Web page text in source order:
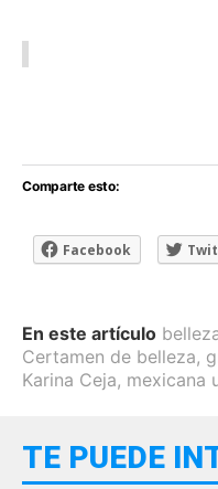
Comparte esto:
Facebook
En este artículo
Certamen de belleza,
Karina Ceja, mexicana
TE PUEDE